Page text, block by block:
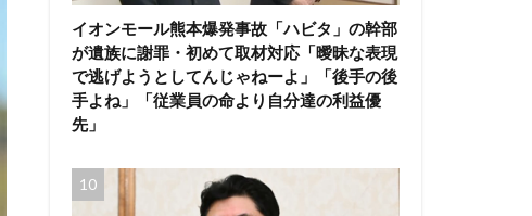
イオンモール熊本爆発事故「ハビタ」の幹部
が遺族に謝罪・初めて取材対応「曖昧な表現
で逃げようとしてんじゃねーよ」「後手の後
手よね」「従業員の命より自分達の利益優
先」